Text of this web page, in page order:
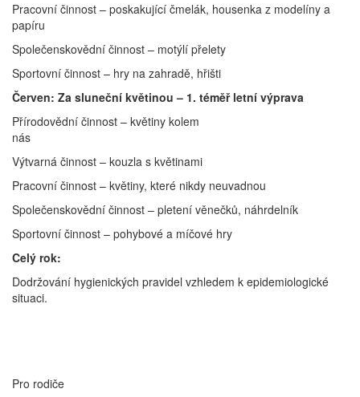
Pracovní činnost – poskakující čmelák, housenka z modelíny a
papíru
Společenskovědní činnost – motýlí přelety
Sportovní činnost – hry na zahradě, hřišti
Červen: Za sluneční květinou – 1. téměř letní výprava
Přírodovědní činnost – květiny kolem
nás
Výtvarná činnost – kouzla s květinami
Pracovní činnost – květiny, které nikdy neuvadnou
Společenskovědní činnost – pletení věnečků, náhrdelník
Sportovní činnost – pohybové a míčové hry
Celý rok:
Dodržování hygienických pravidel vzhledem k epidemiologické
situaci.
Pro rodiče